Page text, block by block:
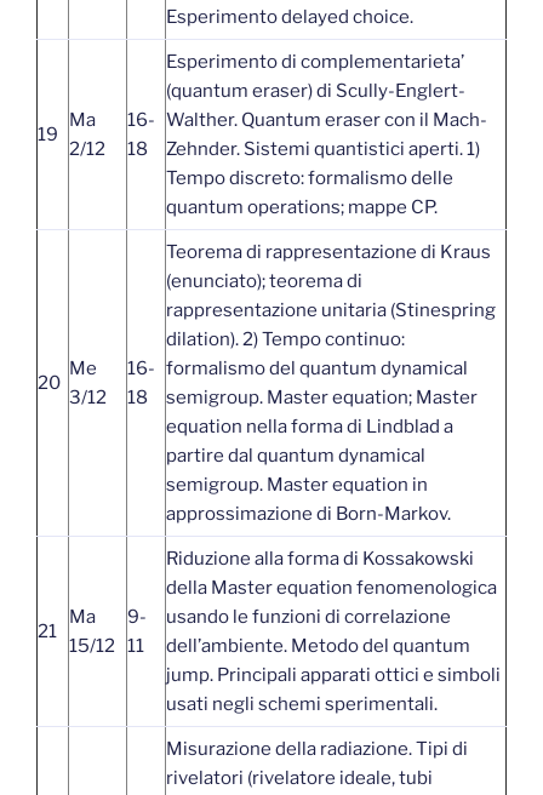
Esperimento delayed choice.
19
Ma
2/12
16-
18
Esperimento di complementarieta’
(quantum eraser) di Scully-Englert-
Walther. Quantum eraser con il Mach-
Zehnder. Sistemi quantistici aperti. 1)
Tempo discreto: formalismo delle
quantum operations; mappe CP.
20
Me
3/12
16-
18
Teorema di rappresentazione di Kraus
(enunciato); teorema di
rappresentazione unitaria (Stinespring
dilation). 2) Tempo continuo:
formalismo del quantum dynamical
semigroup. Master equation; Master
equation nella forma di Lindblad a
partire dal quantum dynamical
semigroup. Master equation in
approssimazione di Born-Markov.
21
Ma
15/12
9-
11
Riduzione alla forma di Kossakowski
della Master equation fenomenologica
usando le funzioni di correlazione
dell’ambiente. Metodo del quantum
jump. Principali apparati ottici e simboli
usati negli schemi sperimentali.
Misurazione della radiazione. Tipi di
rivelatori (rivelatore ideale, tubi